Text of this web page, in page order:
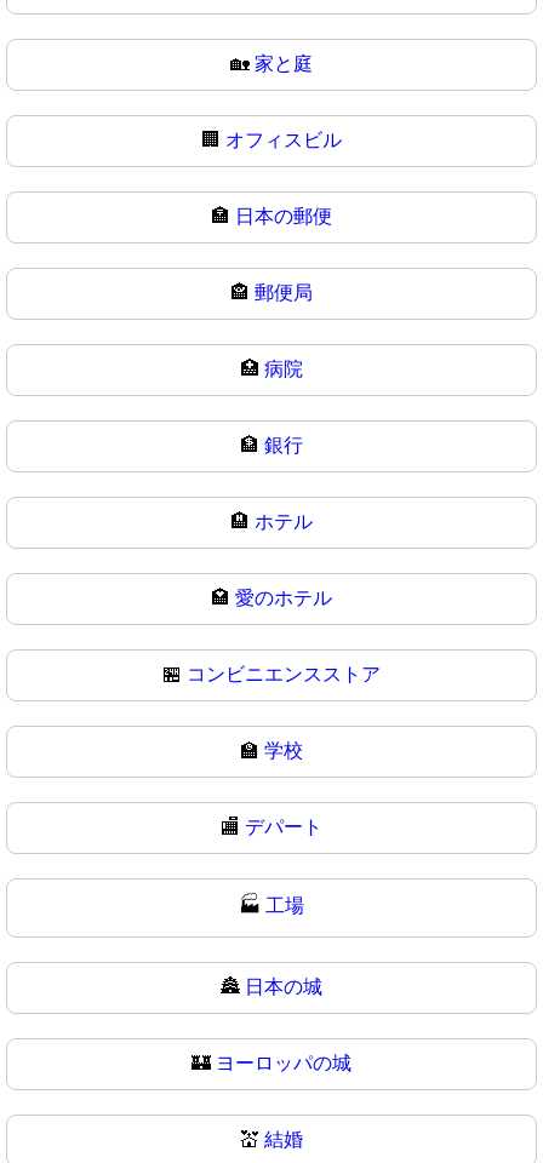
🏡 家と庭
🏢 オフィスビル
🏣 日本の郵便
🏤 郵便局
🏥 病院
🏦 銀行
🏨 ホテル
🏩 愛のホテル
🏪 コンビニエンスストア
🏫 学校
🏬 デパート
🏭 工場
🏯 日本の城
🏰 ヨーロッパの城
💒 結婚